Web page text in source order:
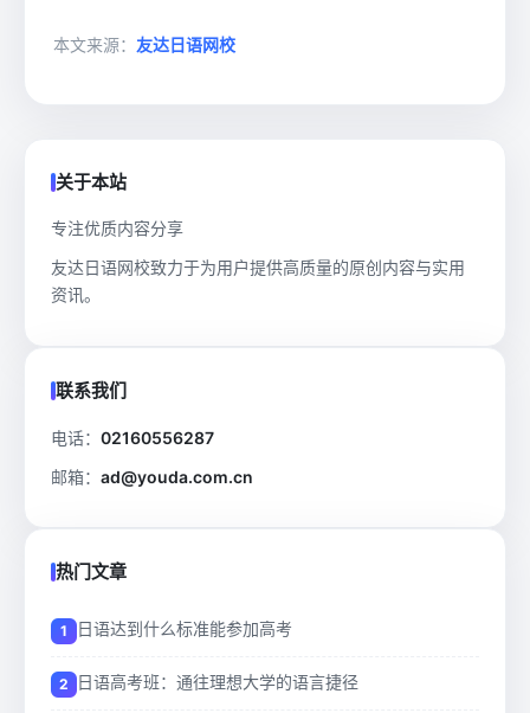
本文来源： 友达日语网校
关于本站
专注优质内容分享
友达日语网校致力于为用户提供高质量的原创内容与实用
资讯。
联系我们
电话： 02160556287
邮箱： ad@youda.com.cn
热门文章
日语达到什么标准能参加高考
日语高考班：通往理想大学的语言捷径